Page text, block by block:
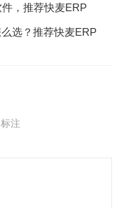
，推荐快麦ERP
选？推荐快麦ERP
注